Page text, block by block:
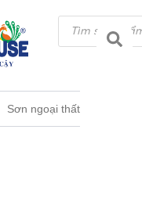
Sơn ngoại thất